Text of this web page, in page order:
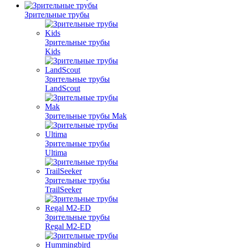
Зрительные трубы
Зрительные трубы
Kids
Зрительные трубы
LandScout
Зрительные трубы Mak
Зрительные трубы
Ultima
Зрительные трубы
TrailSeeker
Зрительные трубы
Regal M2-ED